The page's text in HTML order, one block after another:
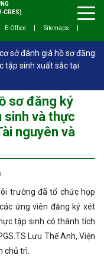
CRES)
E-Office
Sitemaps
sở đánh giá hồ sơ đăng
tập sinh xuất sắc tại
sơ đăng ký
sinh và thực
nguyên và
trường đã tổ chức họp
ứng viên đăng ký xét
tập sinh có thành tích
Lưu Thế Anh, Viện
chủ trì.